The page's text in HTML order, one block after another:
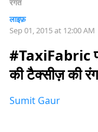
रंगत
लाइफ़
Sep 01, 2015 at 12:00 AM
#TaxiFabric
की टैक्सीज़ की
Sumit Gaur